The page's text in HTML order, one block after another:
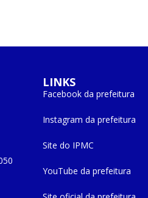
LINKS
Facebook da prefeitura
Instagram da prefeitura
Site do IPMC
YouTube da prefeitura